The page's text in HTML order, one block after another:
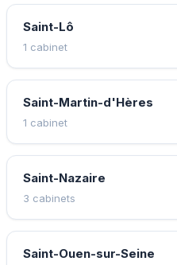
Saint-Lô
1 cabinet
Saint-Martin-d'Hères
1 cabinet
Saint-Nazaire
3 cabinets
Saint-Ouen-sur-Seine